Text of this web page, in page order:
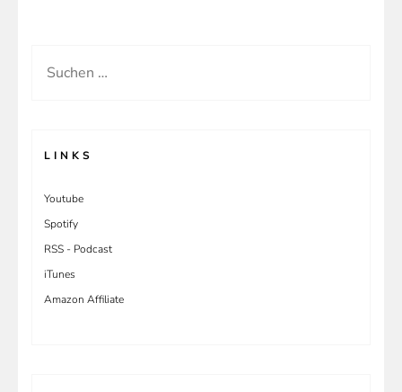
Beiträge
Suchen
LINKS
Youtube
Spotify
RSS - Podcast
iTunes
Amazon Affiliate